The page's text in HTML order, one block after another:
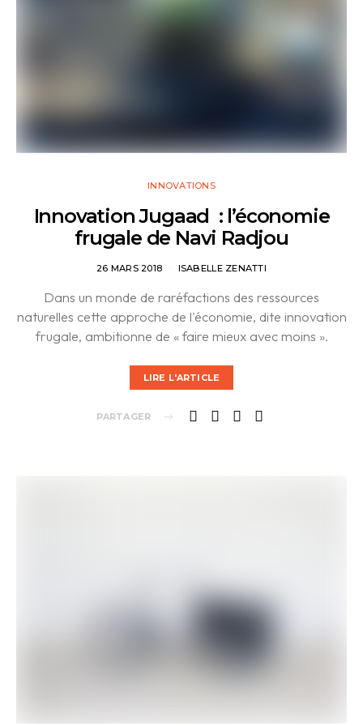
INNOVATIONS
Innovation Jugaad : l’économie
frugale de Navi Radjou
26 MARS 2018 ISABELLE ZENATTI
Dans un monde de raréfactions des ressources
naturelles cette approche de l'économie, dite innovation
frugale, ambitionne de « faire mieux avec moins ».
LIRE L'ARTICLE
PARTAGER